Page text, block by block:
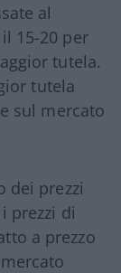
al
15-20 per
tutela.
tutela
sul mercato
dei prezzi
prezzi di
a prezzo